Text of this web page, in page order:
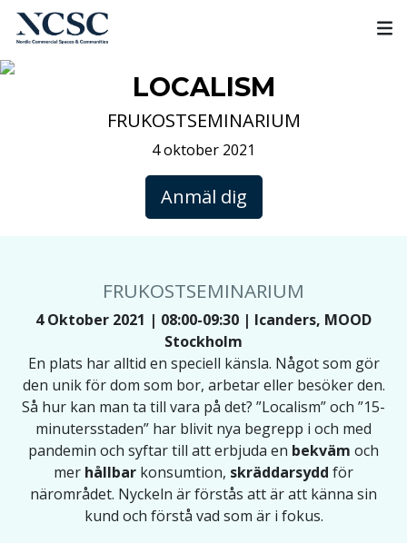
Skip
LOCALISM
FRUKOSTSEMINARIUM
4 oktober 2021
Anmäl dig
FRUKOSTSEMINARIUM
4 Oktober 2021 | 08:00-09:30 | Icanders, MOOD
Stockholm
En plats har alltid en speciell känsla. Något som gör
den unik för dom som bor, arbetar eller besöker den.
Så hur kan man ta till vara på det? ”Localism” och ”15-
minutersstaden” har blivit nya begrepp i och med
pandemin och syftar till att erbjuda en bekväm och
mer hållbar konsumtion, skräddarsydd för
närområdet. Nyckeln är förstås att är att känna sin
kund och förstå vad som är i fokus.